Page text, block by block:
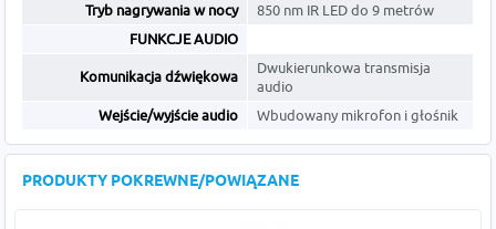
Tryb nagrywania w nocy
850 nm IR LED do 9 metrów
FUNKCJE AUDIO
Komunikacja dźwiękowa
Dwukierunkowa transmisja
audio
Wejście/wyjście audio
Wbudowany mikrofon i głośnik
PRODUKTY POKREWNE/POWIĄZANE